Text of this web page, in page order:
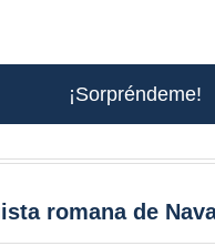
¡Sorpréndeme!
romana de